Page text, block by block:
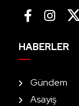
HABERLER
Gündem
Asayiş